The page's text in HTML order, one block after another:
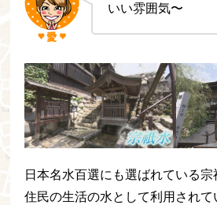
いい雰囲気〜
日本名水百選にも選ばれている宗
住民の生活の水として利用され